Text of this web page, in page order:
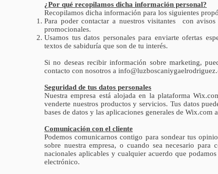
¿Por qué recopilamos dicha información personal?
Recopilamos dicha información para los siguientes
Para poder contactar a nuestros visitantes con
promocionales.
Usamos tus datos personales para enviarte ofertas
textos de sabiduría que son de tu interés.
Si no deseas recibir información sobre marketing,
contacto con nosotros a
Seguridad de tus datos personales
Nuestra empresa está alojada en la plataforma
venderte nuestros productos y servicios. Tus datos
bases de datos y las aplicaciones generales de
Comunicación con el cliente
Podemos comunicarnos contigo para sondear tus
sobre nuestra empresa, o cuando sea necesario
nacionales aplicables y cualquier acuerdo que
electrónico.